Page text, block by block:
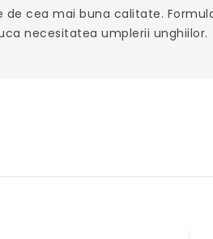
de cea mai buna calitate.
necesitatea umplerii unghiilor.